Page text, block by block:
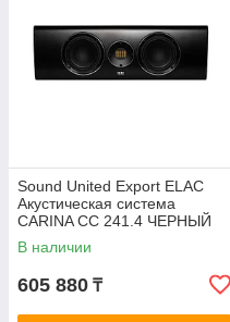
Sound United Export ELAC
Акустическая система
CARINA CC 241.4 ЧЕРНЫЙ
EAN:4011822323006
В наличии
605 880 ₸